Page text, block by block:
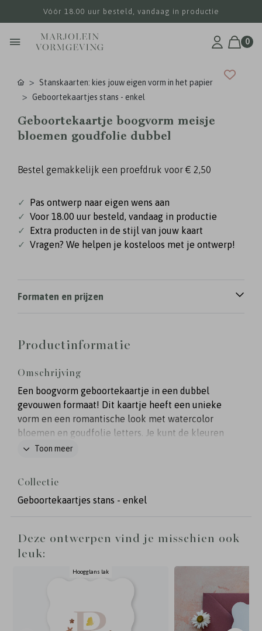
Vóór 18.00 uur besteld, vandaag in productie
0
Stanskaarten: kies jouw eigen vorm in het papier
Geboortekaartjes stans - enkel
Geboortekaartje boogvorm meisje
bloemen goudfolie dubbel
Bestel gemakkelijk een proefdruk voor € 2,50
✓
Pas ontwerp naar eigen wens aan
✓ Voor 18.00 uur besteld, vandaag in productie
✓
Extra producten in de stijl van jouw kaart
✓ Vragen? We helpen je kosteloos met je ontwerp!
Formaten en prijzen
Productinformatie
Omschrijving
Een boogvorm geboortekaartje in een dubbel
gevouwen formaat! Dit kaartje heeft een unieke
vorm en een romantische look met watercolor
bloemen en goudfolie letters. Je kunt de kleuren
en lettertypes nog naar wens aanpassen in de
Toon meer
Collectie
Geboortekaartjes stans - enkel
Deze ontwerpen vind je misschien ook
leuk:
Hoogglans lak